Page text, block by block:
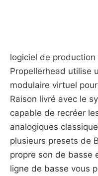
logiciel de
Propellerhead utilise
modulaire virtuel
Raison livré avec le
capable de recréer
analogiques
plusieurs presets de
propre son de basse
ligne de basse vous